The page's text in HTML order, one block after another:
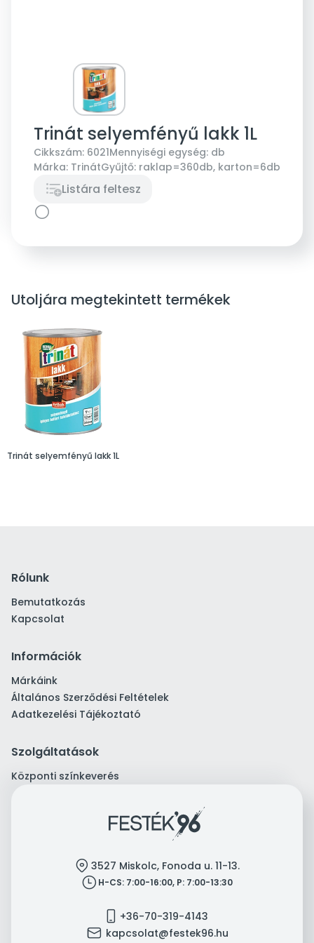
Trinát selyemfényű lakk 1L
Cikkszám: 6021Mennyiségi egység: db
Márka: TrinátGyűjtő: raklap=360db, karton=6db
Listára feltesz
Utoljára megtekintett termékek
Trinát selyemfényű lakk 1L
Rólunk
Bemutatkozás
Kapcsolat
Információk
Márkáink
Általános Szerződési Feltételek
Adatkezelési Tájékoztató
Szolgáltatások
Központi színkeverés
location 3527 Miskolc, Fonoda u. 11-13.
clock H-CS: 7:00-16:00, P: 7:00-13:30
mobile +36-70-319-4143
mail kapcsolat@festek96.hu